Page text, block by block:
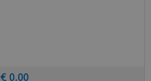
€ 0,00